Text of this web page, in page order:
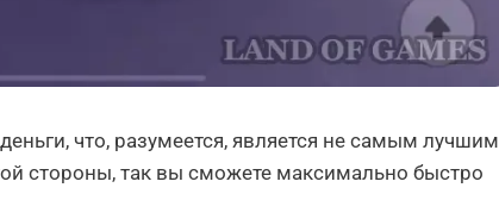
что, разумеется, является не самым лучшим
стороны, так вы сможете максимально быстро